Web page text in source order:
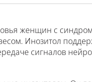
женщин с
Инозитол
сигналов